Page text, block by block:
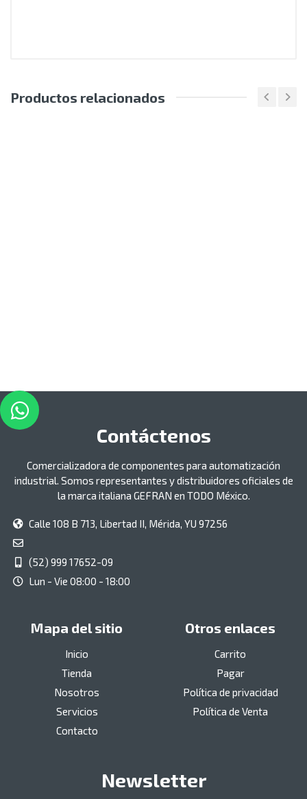
Productos relacionados
Contáctenos
Comercializadora de componentes para automatización
industrial. Somos representantes y distribuidores oficiales de
la marca italiana GEFRAN en TODO México.
Calle 108 B 713, Libertad II, Mérida, YU 97256
(52) 999 17652-09
Lun - Vie 08:00 - 18:00
Mapa del sitio
Inicio
Tienda
Nosotros
Servicios
Contacto
Otros enlaces
Carrito
Pagar
Política de privacidad
Política de Venta
Newsletter